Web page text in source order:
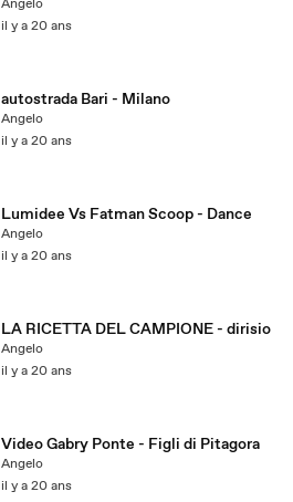
Angelo
il y a 20 ans
autostrada Bari - Milano
Angelo
il y a 20 ans
Lumidee Vs Fatman Scoop - Dance
Angelo
il y a 20 ans
LA RICETTA DEL CAMPIONE - dirisio
Angelo
il y a 20 ans
Video Gabry Ponte - Figli di Pitagora
Angelo
il y a 20 ans